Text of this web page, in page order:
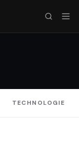
TECHNOLOGIE